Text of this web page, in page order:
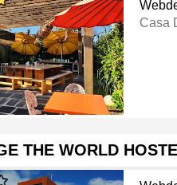
Casa
THE WORLD